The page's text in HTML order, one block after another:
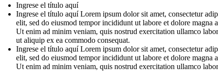
Ingrese el título aquí
Ingrese el título aquí Lorem ipsum dolor sit amet, consectetur
elit, sed do eiusmod tempor incididunt ut labore et dolore magna
Ut enim ad minim veniam, quis nostrud exercitation ullamco
ut aliquip ex ea commodo consequat.
Ingrese el título aquí Lorem ipsum dolor sit amet, consectetur
elit, sed do eiusmod tempor incididunt ut labore et dolore magna
Ut enim ad minim veniam, quis nostrud exercitation ullamco